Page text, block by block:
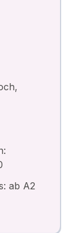
ab A2